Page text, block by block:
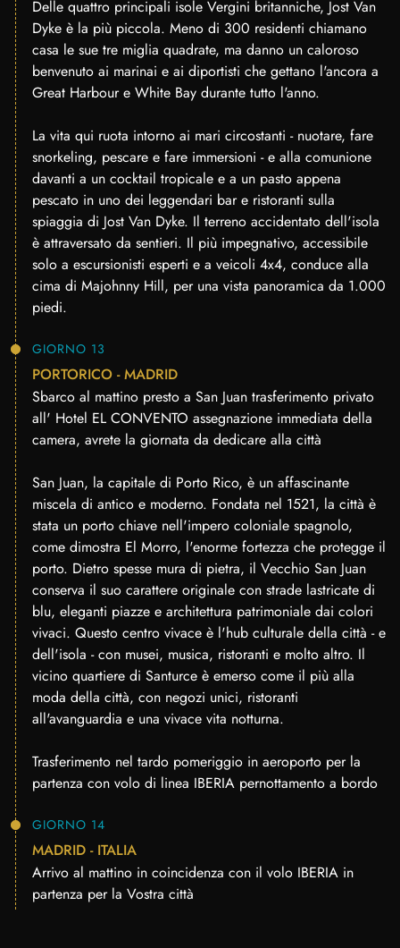
Delle quattro principali isole Vergini britanniche, Jost Van
Dyke è la più piccola. Meno di 300 residenti chiamano
casa le sue tre miglia quadrate, ma danno un caloroso
benvenuto ai marinai e ai diportisti che gettano l'ancora a
Great Harbour e White Bay durante tutto l'anno.
La vita qui ruota intorno ai mari circostanti - nuotare, fare
snorkeling, pescare e fare immersioni - e alla comunione
davanti a un cocktail tropicale e a un pasto appena
pescato in uno dei leggendari bar e ristoranti sulla
spiaggia di Jost Van Dyke. Il terreno accidentato dell'isola
è attraversato da sentieri. Il più impegnativo, accessibile
solo a escursionisti esperti e a veicoli 4x4, conduce alla
cima di Majohnny Hill, per una vista panoramica da 1.000
piedi.
GIORNO 13
PORTORICO - MADRID
Sbarco al mattino presto a San Juan trasferimento privato
all' Hotel EL CONVENTO assegnazione immediata della
camera, avrete la giornata da dedicare alla città
San Juan, la capitale di Porto Rico, è un affascinante
miscela di antico e moderno. Fondata nel 1521, la città è
stata un porto chiave nell'impero coloniale spagnolo,
come dimostra El Morro, l'enorme fortezza che protegge il
porto. Dietro spesse mura di pietra, il Vecchio San Juan
conserva il suo carattere originale con strade lastricate di
blu, eleganti piazze e architettura patrimoniale dai colori
vivaci. Questo centro vivace è l'hub culturale della città - e
dell'isola - con musei, musica, ristoranti e molto altro. Il
vicino quartiere di Santurce è emerso come il più alla
moda della città, con negozi unici, ristoranti
all'avanguardia e una vivace vita notturna.
Trasferimento nel tardo pomeriggio in aeroporto per la
partenza con volo di linea IBERIA pernottamento a bordo
GIORNO 14
MADRID - ITALIA
Arrivo al mattino in coincidenza con il volo IBERIA in
partenza per la Vostra città